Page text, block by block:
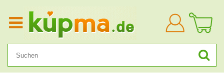
Anmelden